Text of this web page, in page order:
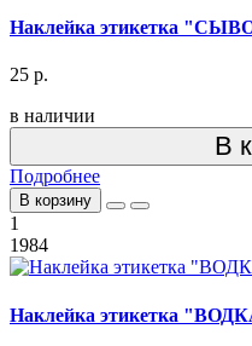
Наклейка этикетка
25 р.
в наличии
В
Подробнее
В корзину
1
1984
Наклейка этикетка